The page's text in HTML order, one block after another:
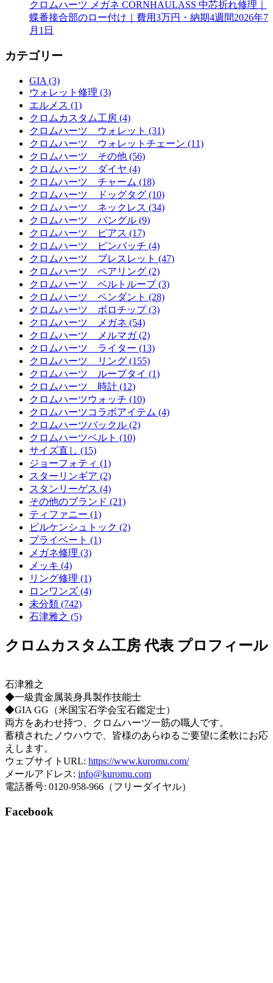
クロムハーツ メガネ CORNHAULASS 中芯折れ修理｜
蝶番接合部のロー付け｜費用3万円・納期4週間2026年7
月1日
カテゴリー
GIA (3)
ウォレット修理 (3)
エルメス (1)
クロムカスタム工房 (4)
クロムハーツ ウォレット (31)
クロムハーツ ウォレットチェーン (11)
クロムハーツ その他 (56)
クロムハーツ ダイヤ (4)
クロムハーツ チャーム (18)
クロムハーツ ドッグタグ (10)
クロムハーツ ネックレス (34)
クロムハーツ バングル (9)
クロムハーツ ピアス (17)
クロムハーツ ピンバッチ (4)
クロムハーツ ブレスレット (47)
クロムハーツ ペアリング (2)
クロムハーツ ベルトループ (3)
クロムハーツ ペンダント (28)
クロムハーツ ボロチップ (3)
クロムハーツ メガネ (54)
クロムハーツ メルマガ (2)
クロムハーツ ライター (13)
クロムハーツ リング (155)
クロムハーツ ループタイ (1)
クロムハーツ 時計 (12)
クロムハーツウォッチ (10)
クロムハーツコラボアイテム (4)
クロムハーツバックル (2)
クロムハーツベルト (10)
サイズ直し (15)
ジョーフォティ (1)
スターリンギア (2)
スタンリーゲス (4)
その他のブランド (21)
ティファニー (1)
ビルケンシュトック (2)
プライベート (1)
メガネ修理 (3)
メッキ (4)
リング修理 (1)
ロンワンズ (4)
未分類 (742)
石津雅之 (5)
クロムカスタム工房 代表 プロフィール
石津雅之
◆一級貴金属装身具製作技能士
◆GIA GG（米国宝石学会宝石鑑定士）
両方をあわせ持つ、クロムハーツ一筋の職人です。
蓄積されたノウハウで、皆様のあらゆるご要望に柔軟にお応
えします。
ウェブサイトURL: https://www.kuromu.com/
メールアドレス: info@kuromu.com
電話番号: 0120-958-966（フリーダイヤル）
Facebook